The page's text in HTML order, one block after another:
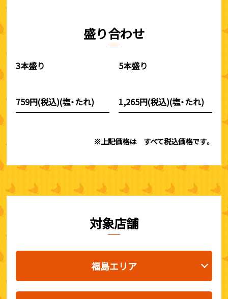
盛り合わせ
3本盛り
759円(税込)(塩・たれ)
5本盛り
1,265円(税込)(塩・たれ)
※上記価格は すべて税込価格です。
対象店舗
福島エリア